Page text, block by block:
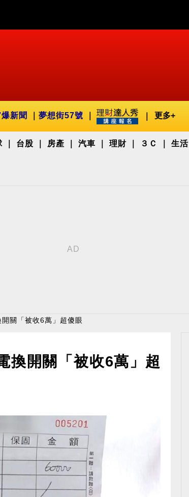
新聞 夢想街57號 更多+
台股 房產 汽車 理財 ３Ｃ 生活
關「被收6萬」超傻眼
換開關「被收6萬」超